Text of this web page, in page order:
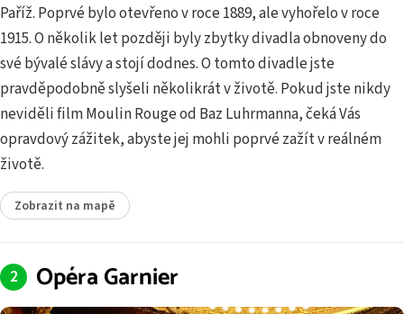
Paříž. Poprvé bylo otevřeno v roce 1889, ale vyhořelo v roce
1915. O několik let později byly zbytky divadla obnoveny do
své bývalé slávy a stojí dodnes. O tomto divadle jste
pravděpodobně slyšeli několikrát v životě. Pokud jste nikdy
neviděli film Moulin Rouge od Baz Luhrmanna, čeká Vás
opravdový zážitek, abyste jej mohli poprvé zažít v reálném
životě.
Zobrazit na mapě
Opéra Garnier